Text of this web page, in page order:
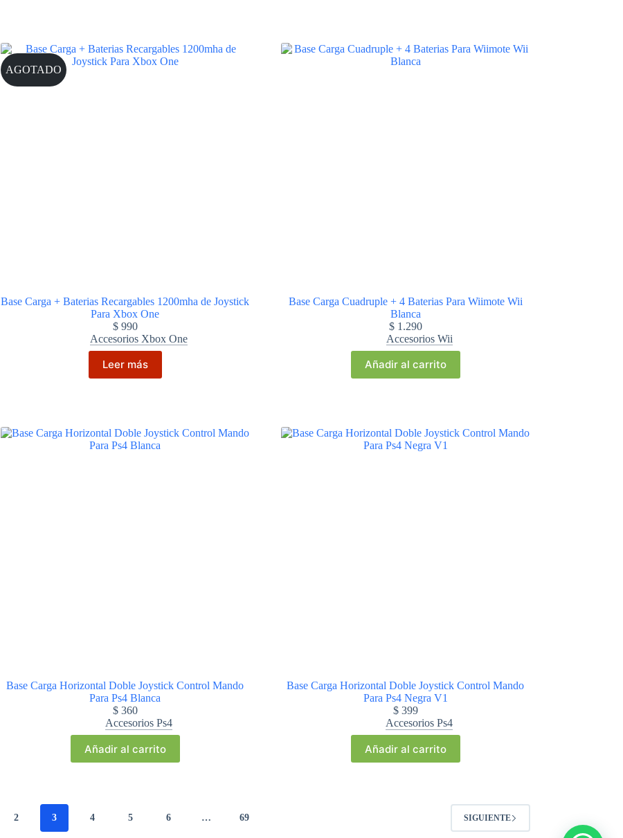
AGOTADO
Base Carga + Baterias Recargables 1200mha de Joystick
Para Xbox One
$990
Accesorios Xbox One
Leer más
Base Carga Cuadruple + 4 Baterias Para Wiimote Wii
Blanca
$1.290
Accesorios Wii
Añadir al carrito
Base Carga Horizontal Doble Joystick Control Mando
Para Ps4 Blanca
$360
Accesorios Ps4
Añadir al carrito
Base Carga Horizontal Doble Joystick Control Mando
Para Ps4 Negra V1
$399
Accesorios Ps4
Añadir al carrito
2 3 4 5 6 … 69 SIGUIENTE